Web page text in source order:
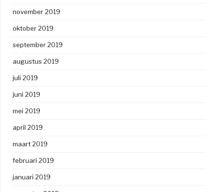
november 2019
oktober 2019
september 2019
augustus 2019
juli 2019
juni 2019
mei 2019
april 2019
maart 2019
februari 2019
januari 2019